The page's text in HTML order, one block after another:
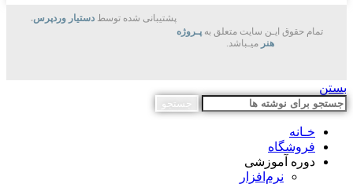
تمام حقوق ایـن سایت متعلق به پـروژه
هنر میـباشد.
پشتیبانی شده توسطدستیار وردپرس.
بستن
جستجو
خـانه
فروشگاه
دوره آموزشی
نرم‌افزار